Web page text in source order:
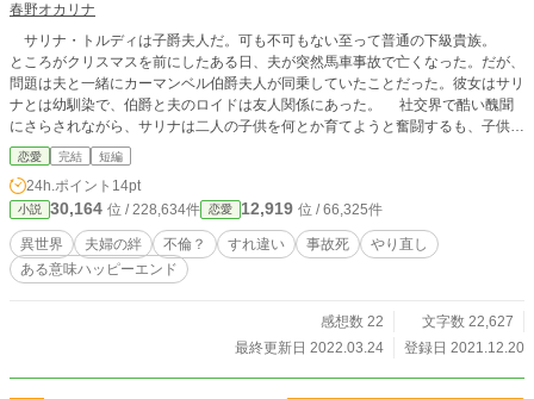
春野オカリナ
サリナ・トルディは子爵夫人だ。可も不可もない至って普通の下級貴族。
ところがクリスマスを前にしたある日、夫が突然馬車事故で亡くなった。だが、
問題は夫と一緒にカーマンベル伯爵夫人が同乗していたことだった。彼女はサリ
ナとは幼馴染で、伯爵と夫のロイドは友人関係にあった。 社交界で酷い醜聞
にさらされながら、サリナは二人の子供を何とか育てようと奮闘するも、子供の
何気ない一言で自暴自棄になってしまい、睡眠薬を過剰摂取してしまう。 だ
が、目覚めたら夫が亡くなる２か月前に戻っていた。 サリナは愛する夫を事
故にあわさない様にしようと心に決めたのだ。 そして、夫との関係が徐々に
深まる中、あの事故の日が来る。サリナはその日夫に何があったのかを知ること
になる。
恋愛 完結 短編
24h.ポイント 14pt
小説 30,164 位 / 228,634件 恋愛 12,919 位 / 66,325件
異世界 夫婦の絆 不倫？ すれ違い 事故死
やり直し
ある意味ハッピーエンド
感想数 22
文字数 22,627
最終更新日 2022.03.24
登録日 2021.12.20